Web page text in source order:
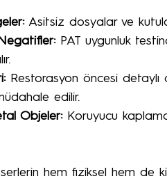
Asitsiz dosyalar ve kutular
PAT uygunluk
Restorasyon öncesi detaylı
edilir.
Objeler: Koruyucu
hem fiziksel hem de